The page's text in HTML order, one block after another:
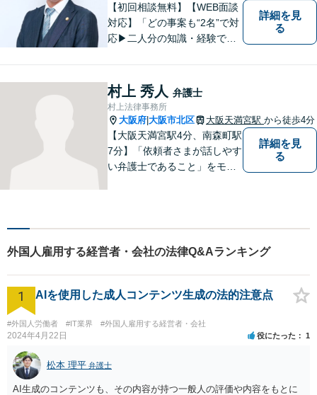
【初回相談無料】【WEB面談
対応】「どの事案も“2名”で対
応▶︎二人分の知識・経験で質
す！」【500件以上の交通事
故事件を解決してきた豊富な
実績】保険会社との交渉はす
べて対応します。【休日・夜
間相談可】
詳細を見
る
村上 秀人 弁護士
村上法律事務所
大阪府 大阪市北区 大阪天満宮駅 から徒歩4分
【大阪天満宮駅4分、南森町駅
7分】「依頼者さまが話しやす
い弁護士であること」をモッ
と丁寧に説明していきますの
で、法律相談が初めての方で
も安心してお問合せくださ
い。
詳細を見
る
外国人雇用する経営者・会社の法律Q&Aランキング
1 AIを使用した成人コンテンツ生成の法的注意点
#外国人労働者 #IT業界 #外国人雇用する経営者・会社
2024年4月22日 役にたった 1
松本 理平 弁護士
AI生成のコンテンツも、その内容が持つ一般人の評価や内容をもとに